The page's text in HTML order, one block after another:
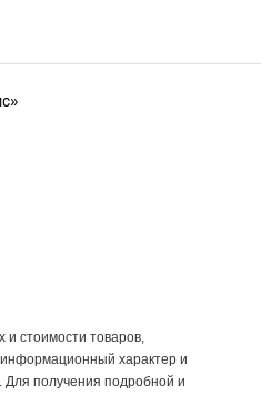
и стоимости товаров,
характер и
Для получения подробной и